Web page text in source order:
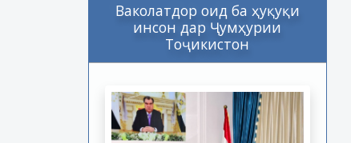
Ваколатдор оид ба ҳуқуқи
инсон дар Ҷумҳурии
Тоҷикистон